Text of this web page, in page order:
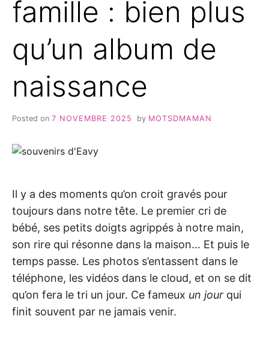
famille : bien plus
qu’un album de
naissance
Posted on 7 NOVEMBRE 2025 by MOTSDMAMAN
Il y a des moments qu’on croit gravés pour
toujours dans notre tête. Le premier cri de
bébé, ses petits doigts agrippés à notre main,
son rire qui résonne dans la maison… Et puis le
temps passe. Les photos s’entassent dans le
téléphone, les vidéos dans le cloud, et on se dit
qu’on fera le tri un jour. Ce fameux un jour qui
finit souvent par ne jamais venir.